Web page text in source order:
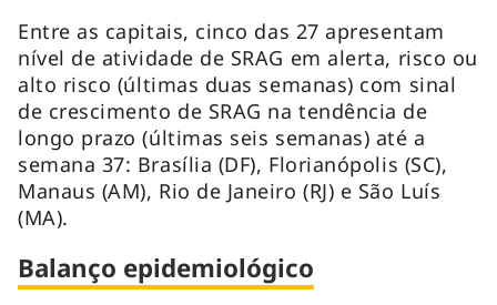
Entre as capitais, cinco das 27 apresentam
nível de atividade de SRAG em alerta, risco ou
alto risco (últimas duas semanas) com sinal
de crescimento de SRAG na tendência de
longo prazo (últimas seis semanas) até a
semana 37: Brasília (DF), Florianópolis (SC),
Manaus (AM), Rio de Janeiro (RJ) e São Luís
(MA).
Balanço epidemiológico